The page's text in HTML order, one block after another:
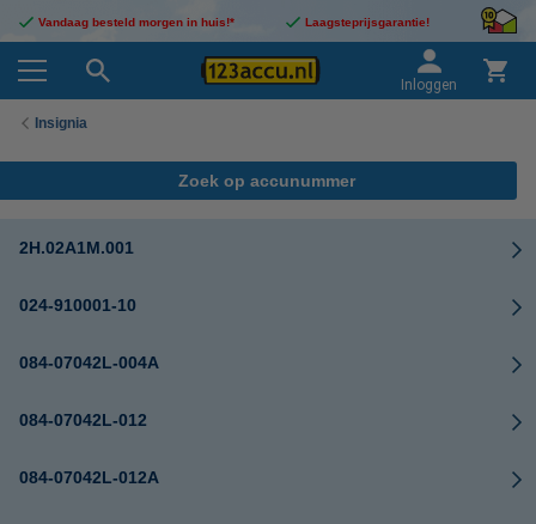
Vandaag besteld morgen in huis!* Laagsteprijsgarantie!
Inloggen
Insignia
Zoek op accunummer
2H.02A1M.001
024-910001-10
084-07042L-004A
084-07042L-012
084-07042L-012A